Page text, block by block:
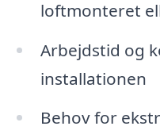
loftmonteret
Arbejdstid og
installationen
Behov for